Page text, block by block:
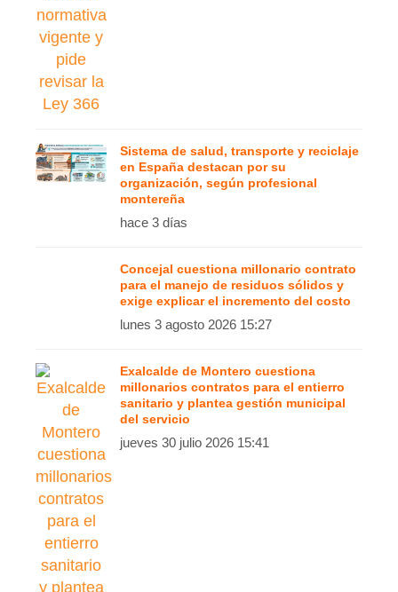
Sistema de salud, transporte y reciclaje
en España destacan por su
organización, según profesional
montereña
hace 3 días
Concejal cuestiona millonario contrato
para el manejo de residuos sólidos y
exige explicar el incremento del costo
lunes 3 agosto 2026 15:27
Exalcalde de Montero cuestiona
millonarios contratos para el entierro
sanitario y plantea gestión municipal
del servicio
jueves 30 julio 2026 15:41